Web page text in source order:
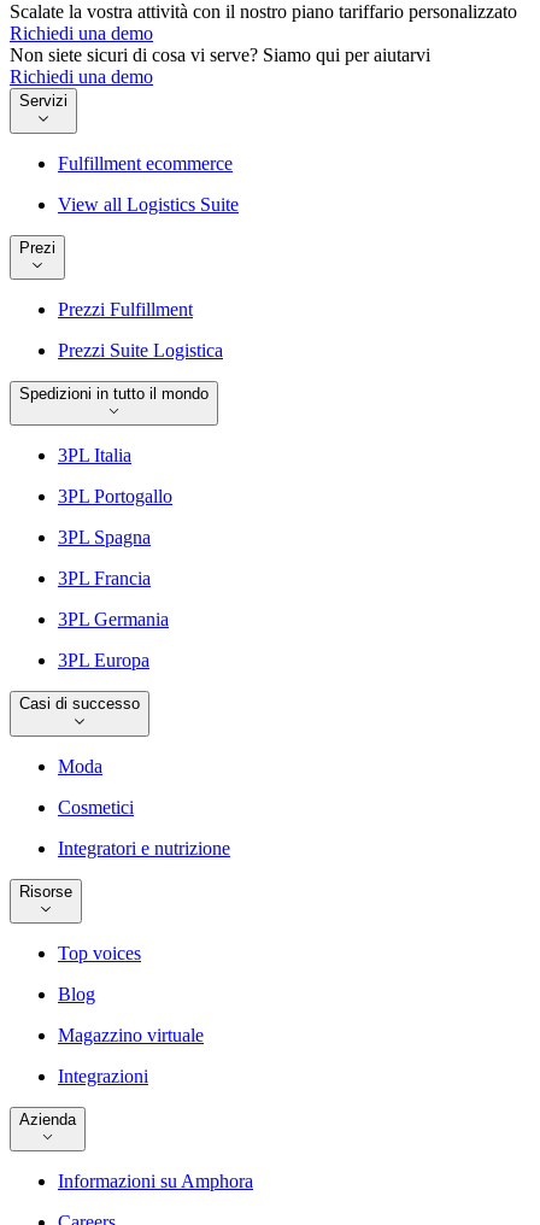
Scalate la vostra attività con il nostro piano tariffario personalizzato
Richiedi una demo
Non siete sicuri di cosa vi serve? Siamo qui per aiutarvi
Richiedi una demo
Servizi
Fulfillment ecommerce
View all Logistics Suite
Prezi
Prezzi Fulfillment
Prezzi Suite Logistica
Spedizioni in tutto il mondo
3PL Italia
3PL Portogallo
3PL Spagna
3PL Francia
3PL Germania
3PL Europa
Casi di successo
Moda
Cosmetici
Integratori e nutrizione
Risorse
Top voices
Blog
Magazzino virtuale
Integrazioni
Azienda
Informazioni su Amphora